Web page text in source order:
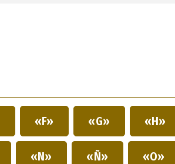
«F» «G» «H»
«N» «Ñ» «O»